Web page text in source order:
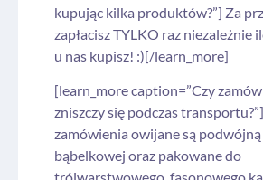
kupując kilka produktów?”] Za
zapłacisz TYLKO raz niezależnie
u nas kupisz! :)[/learn_more]
[learn_more caption=”Czy
zniszczy się podczas
zamówienia owijane są
bąbelkowej oraz pakowane do